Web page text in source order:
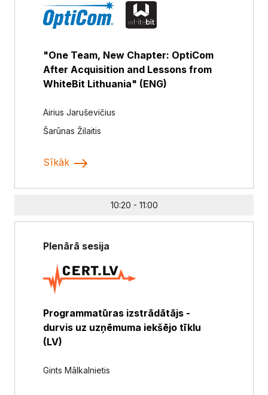
"One Team, New Chapter: OptiCom
After Acquisition and Lessons from
WhiteBit Lithuania" (ENG)
Airius Jaruševičius
Šarūnas Žilaitis
Sīkāk
10:20 - 11:00
Plenārā sesija
Programmatūras izstrādātājs -
durvis uz uzņēmuma iekšējo tīklu
(LV)
Gints Mālkalnietis